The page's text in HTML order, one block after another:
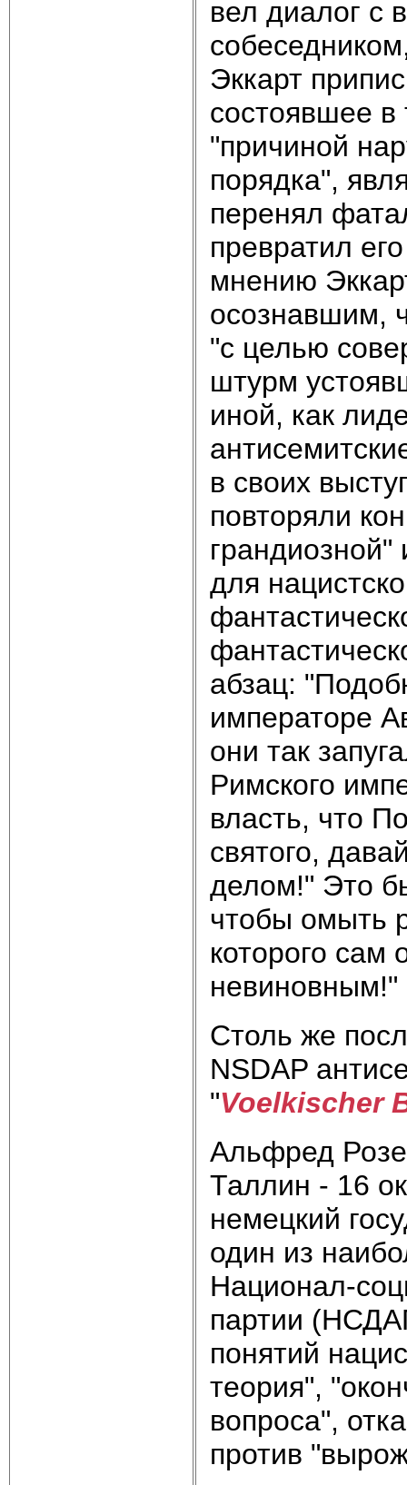
вел диалог
Эккарт
состоявшее
"причиной
порядка",
перенял
превратил
мнению
осознавшим,
"с целью
штурм
иной, как
в своих
повторяли
грандиозной"
для
абзац:
императоре
они так
Римского
власть, что
святого,
делом!" Это
чтобы омыть
которого сам
невиновным!"
Столь же
NSDAP
"Voelkischer
Альфред
Таллин - 16
немецкий
один из
Национал-
партии
понятий
теория",
вопроса",
против